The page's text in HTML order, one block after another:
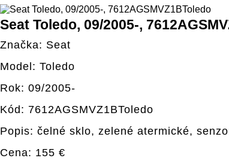
Seat Toledo, 09/2005-,
Značka: Seat
Model: Toledo
Rok: 09/2005-
Kód: 7612AGSMVZ1BToledo
Popis: čelné sklo, zelené atermické,
Cena: 155 €